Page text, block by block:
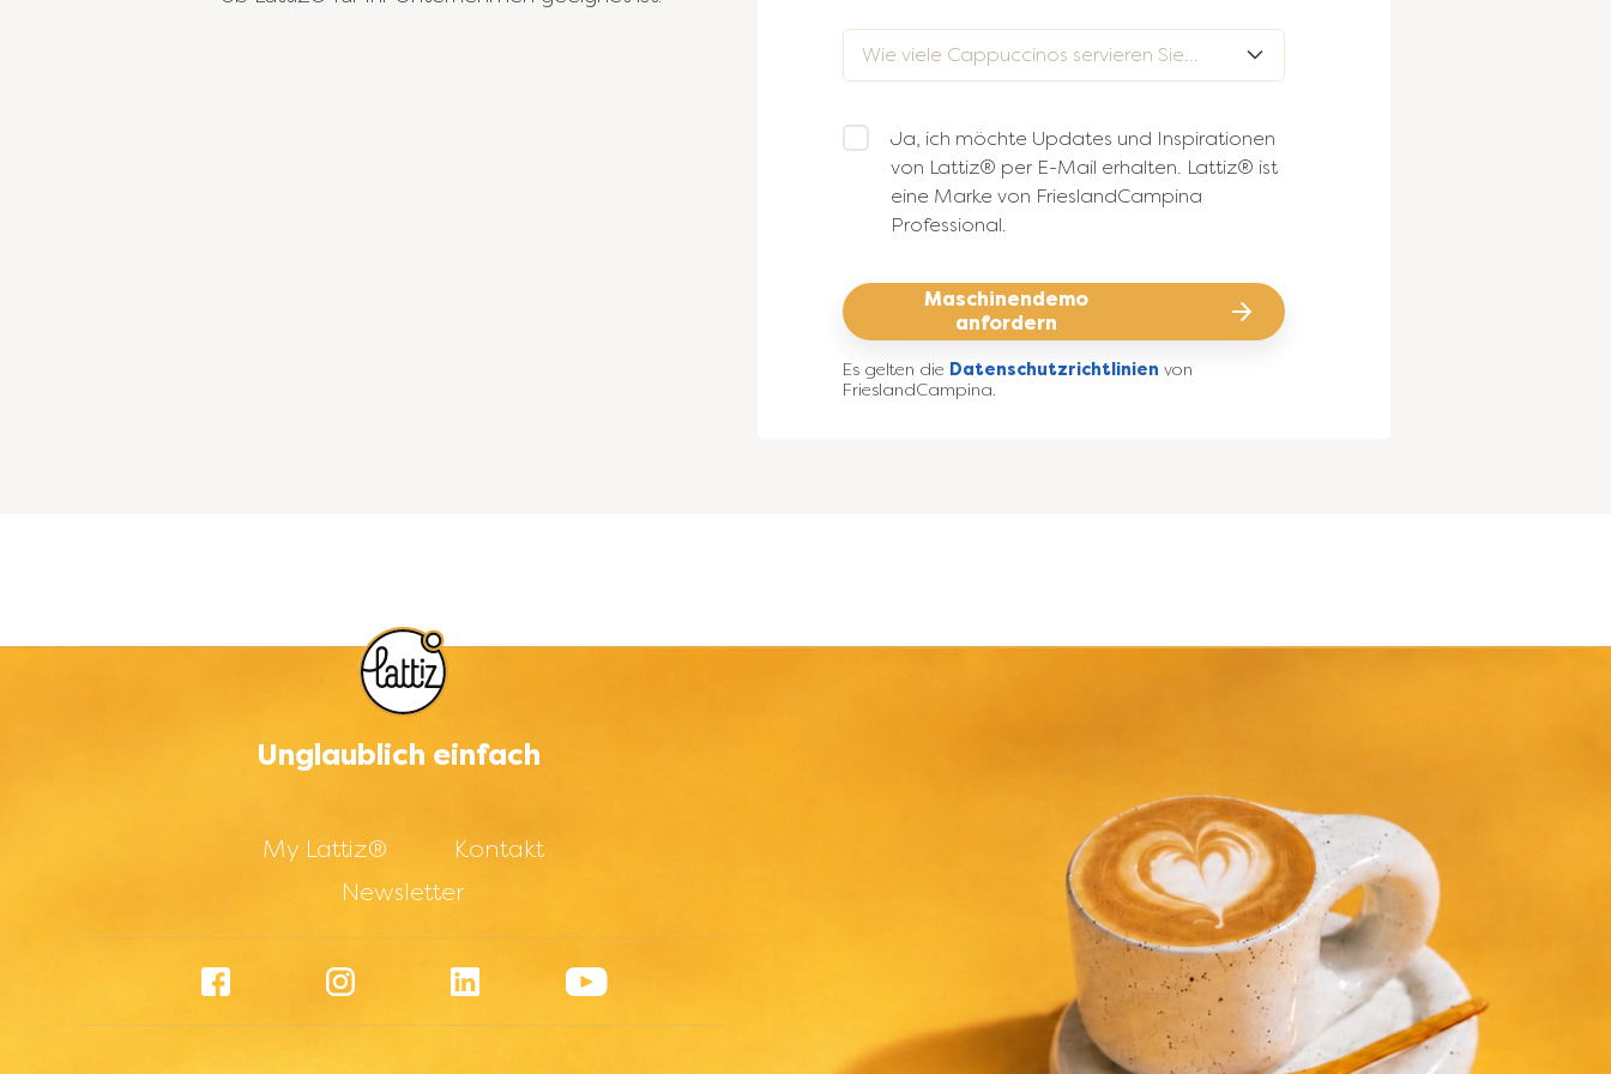
Wie viele Cappuccinos servieren Sie pro Woche?
Ja, ich möchte Updates und Inspirationen
von Lattiz® per E-Mail erhalten. Lattiz® ist
eine Marke von FrieslandCampina
Professional.
Maschinendemo
anfordern
Es gelten die Datenschutzrichtlinien von
FrieslandCampina.
Unglaublich einfach
Footer menu - Short - Germany
My Lattiz®
Kontakt
Newsletter
Footer menu - Social - Germany
Facebook Instagram LinkedIn